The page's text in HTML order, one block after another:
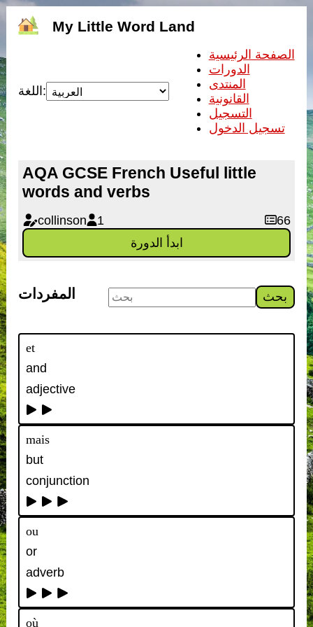
My Little Word Land
اللغة:
الصفحة الرئيسية
الدورات
المنتدى
القانونية
التسجيل
تسجيل الدخول
AQA GCSE French Useful little
words and verbs
collinson 1
66
ابدأ الدورة
المفردات بحث
et
and
adjective
mais
but
conjunction
ou
or
adverb
où